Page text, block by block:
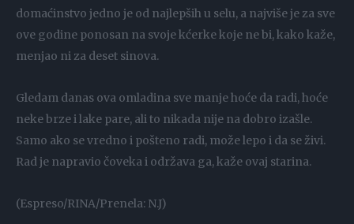
domaćinstvo jedno je od najlepših u selu, a najviše je za sve
ove godine ponosan na svoje kćerke koje ne bi, kako kaže,
menjao ni za deset sinova.
Gledam danas ova omladina sve manje hoće da radi, hoće
neke brze i lake pare, ali to nikada nije na dobro izašle.
Samo ako se vredno i pošteno radi, može lepo i da se živi.
Rad je napravio čoveka i održava ga, kaže ovaj starina.
(Espreso/RINA/Prenela: N.J)